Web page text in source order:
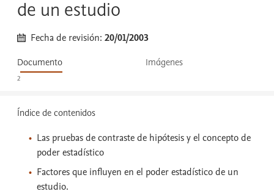
de un estudio
Fecha de revisión:20/01/2003
Documento Imágenes
2
Índice de contenidos
Las pruebas de contraste de hipótesis y el concepto de
poder estadístico
Factores que influyen en el poder estadístico de un
estudio.